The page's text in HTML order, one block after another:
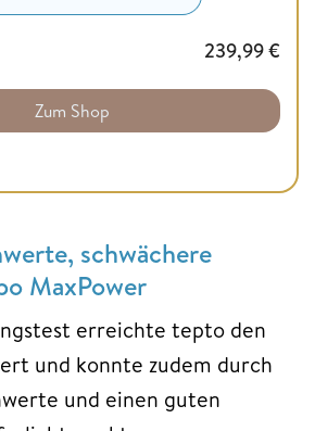
239,99€
Zum Shop
schwächere
MaxPower
erreichte tepto den
und konnte zudem durch
und einen guten